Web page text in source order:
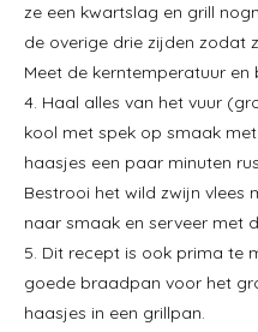
ze een kwartslag en grill
de overige drie zijden zodat
Meet de kerntemperatuur en
4. Haal alles van het vuur
kool met spek op smaak
haasjes een paar minuten
Bestrooi het wild zwijn vlees
naar smaak en serveer met
5. Dit recept is ook prima te
goede braadpan voor het
haasjes in een grillpan.